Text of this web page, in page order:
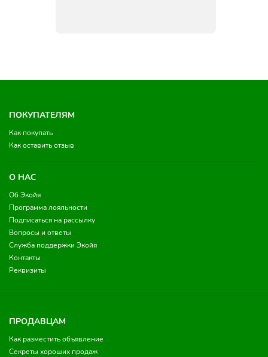
ПОКУПАТЕЛЯМ
Как покупать
Как оставить отзыв
О НАС
Об Экойя
Программа лояльности
Подписаться на рассылку
Вопросы и ответы
Служба поддержки Экойя
Контакты
Реквизиты
ПРОДАВЦАМ
Как разместить объявление
Секреты хороших продаж